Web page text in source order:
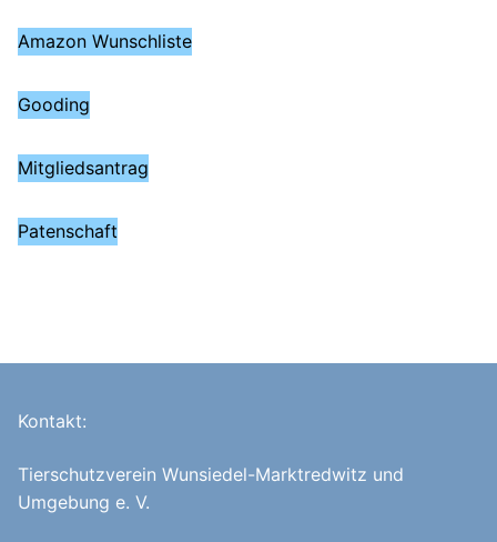
Amazon Wunschliste
Gooding
Mitgliedsantrag
Patenschaft
Kontakt:
Tierschutzverein Wunsiedel-Marktredwitz und
Umgebung e. V.